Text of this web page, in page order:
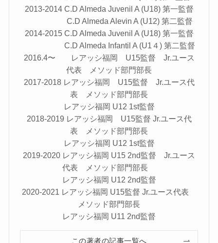
2013-2014 C.D Almeda Juvenil A (U18) 第一監督
C.D Almeda Alevin A (U12) 第二監督
2014-2015 C.D Almeda Juvenil A (U18) 第一監督
C.D Almeda Infantil A (U1４) 第二監督
2016.4〜 レアッシ福岡 U15監督 Jr.ユース
代表 メソッド部門部長
2017-2018 レアッシ福岡 U15監督 Jr.ユース代
表 メソッド部門部長
レアッシ福岡 U12 1st監督
2018-2019 レアッシ福岡 U15監督 Jr.ユース代
表 メソッド部門部長
レアッシ福岡 U12 1st監督
2019-2020 レアッシ福岡 U15 2nd監督 Jr.ユース
代表 メソッド部門部長
レアッシ福岡 U12 2nd監督
2020-2021 レアッシ福岡 U15監督 Jr.ユース代表
メソッド部門部長
レアッシ福岡 U11 2nd監督
この著者の記事一覧へ